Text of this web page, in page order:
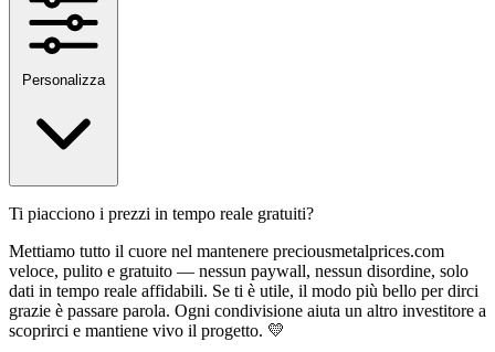
Personalizza
Ti piacciono i prezzi in tempo reale gratuiti?
Mettiamo tutto il cuore nel mantenere preciousmetalprices.com
veloce, pulito e gratuito — nessun paywall, nessun disordine, solo
dati in tempo reale affidabili. Se ti è utile, il modo più bello per dirci
grazie è passare parola. Ogni condivisione aiuta un altro investitore a
scoprirci e mantiene vivo il progetto. 💛